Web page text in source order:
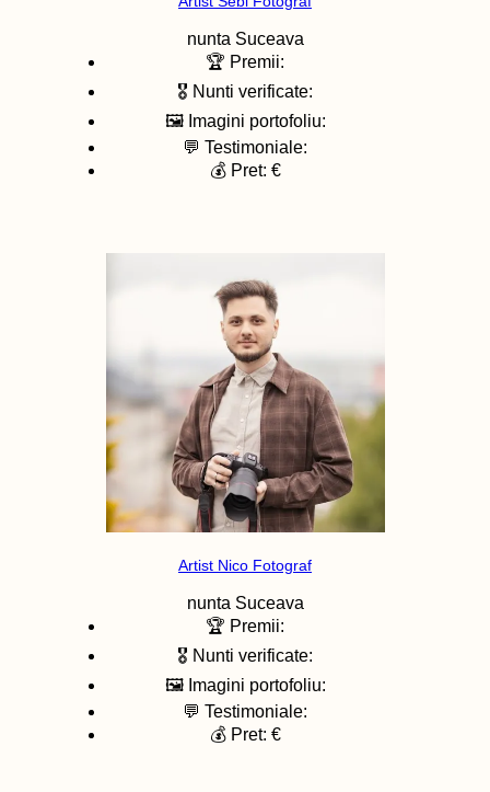
nunta Suceava
🏆 Premii:
🎖️ Nunti verificate:
🖼️ Imagini portofoliu:
💬 Testimoniale:
💰 Pret: €
Artist Nico Fotograf
nunta Suceava
🏆 Premii:
🎖️ Nunti verificate:
🖼️ Imagini portofoliu:
💬 Testimoniale:
💰 Pret: €